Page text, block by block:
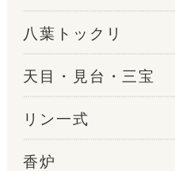
八葉トックリ
天目・見台・三宝
リン一式
香炉